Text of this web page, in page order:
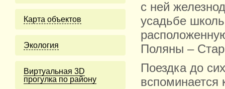
Карта объектов
Экология
Виртуальная 3D
прогулка по району
с ней
усадьбе
Поляны –
Поездка до
вспоминается